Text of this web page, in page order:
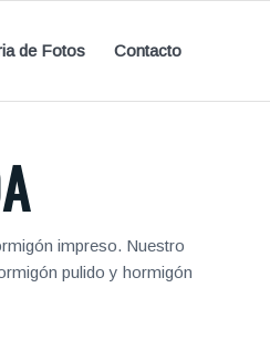
de Fotos Contacto
impreso. Nuestro
pulido y hormigón